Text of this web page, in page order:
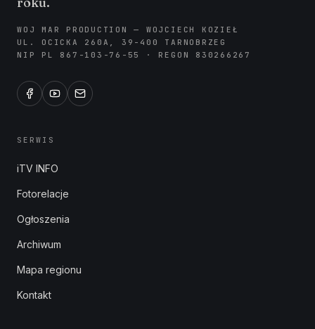
WOJ MAR PRODUCTION — WOJCIECH KOZIEŁ
UL. OCICKA 260A, 39-400 TARNOBRZEG
NIP PL 867-103-76-55 · REGON 830266267
SERWIS
iTV INFO
Fotorelacje
Ogłoszenia
Archiwum
Mapa regionu
Kontakt